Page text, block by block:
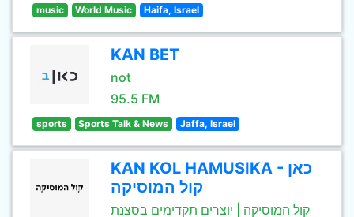
music World Music Haifa, Israel
KAN BET
not
95.5 FM
sports Sports Talk & News Jaffa, Israel
KAN KOL HAMUSIKA - כאן
קול המוסיקה
קול המוסיקה | יוצרים תקדימים בסצנת